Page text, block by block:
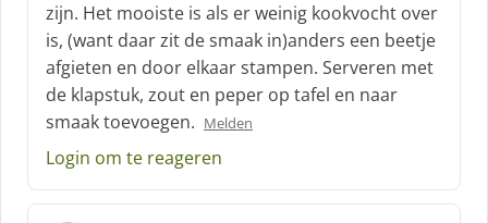
zijn. Het mooiste is als er weinig kookvocht over
is, (want daar zit de smaak in)anders een beetje
afgieten en door elkaar stampen. Serveren met
de klapstuk, zout en peper op tafel en naar
smaak toevoegen. Melden
Login om te reageren